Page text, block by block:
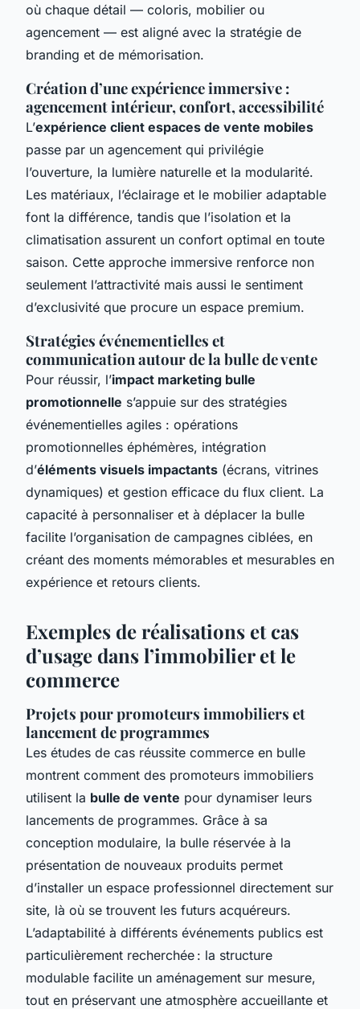
où chaque détail — coloris, mobilier ou
agencement — est aligné avec la stratégie de
branding et de mémorisation.
Création d’une expérience immersive :
agencement intérieur, confort, accessibilité
L’expérience client espaces de vente mobiles
passe par un agencement qui privilégie
l’ouverture, la lumière naturelle et la modularité.
Les matériaux, l’éclairage et le mobilier adaptable
font la différence, tandis que l’isolation et la
climatisation assurent un confort optimal en toute
saison. Cette approche immersive renforce non
seulement l’attractivité mais aussi le sentiment
d’exclusivité que procure un espace premium.
Stratégies événementielles et
communication autour de la bulle de vente
Pour réussir, l’impact marketing bulle
promotionnelle s’appuie sur des stratégies
événementielles agiles : opérations
promotionnelles éphémères, intégration
d’éléments visuels impactants (écrans, vitrines
dynamiques) et gestion efficace du flux client. La
capacité à personnaliser et à déplacer la bulle
facilite l’organisation de campagnes ciblées, en
créant des moments mémorables et mesurables en
expérience et retours clients.
Exemples de réalisations et cas
d’usage dans l’immobilier et le
commerce
Projets pour promoteurs immobiliers et
lancement de programmes
Les études de cas réussite commerce en bulle
montrent comment des promoteurs immobiliers
utilisent la bulle de vente pour dynamiser leurs
lancements de programmes. Grâce à sa
conception modulaire, la bulle réservée à la
présentation de nouveaux produits permet
d’installer un espace professionnel directement sur
site, là où se trouvent les futurs acquéreurs.
L’adaptabilité à différents événements publics est
particulièrement recherchée : la structure
modulable facilite un aménagement sur mesure,
tout en préservant une atmosphère accueillante et